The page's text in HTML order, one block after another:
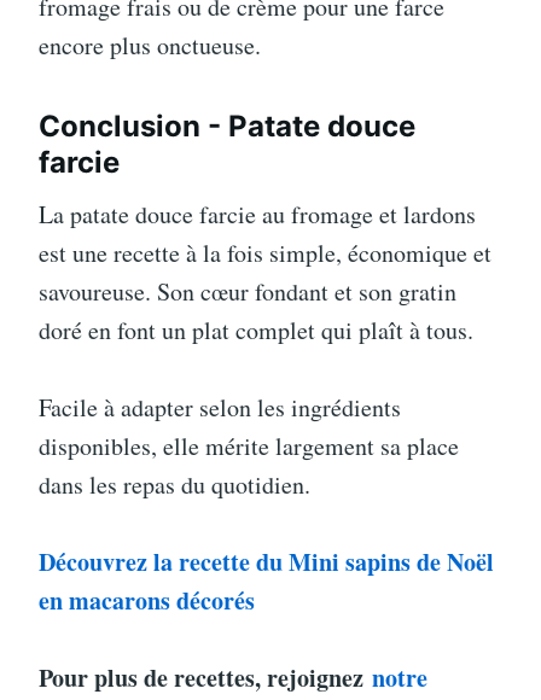
fromage frais ou de crème pour une farce
encore plus onctueuse.
Conclusion - Patate douce
farcie
La patate douce farcie au fromage et lardons
est une recette à la fois simple, économique et
savoureuse. Son cœur fondant et son gratin
doré en font un plat complet qui plaît à tous.
Facile à adapter selon les ingrédients
disponibles, elle mérite largement sa place
dans les repas du quotidien.
Découvrez la recette du Mini sapins de Noël
en macarons décorés
Pour plus de recettes, rejoignez notre